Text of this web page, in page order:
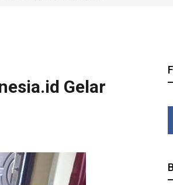
Gelar